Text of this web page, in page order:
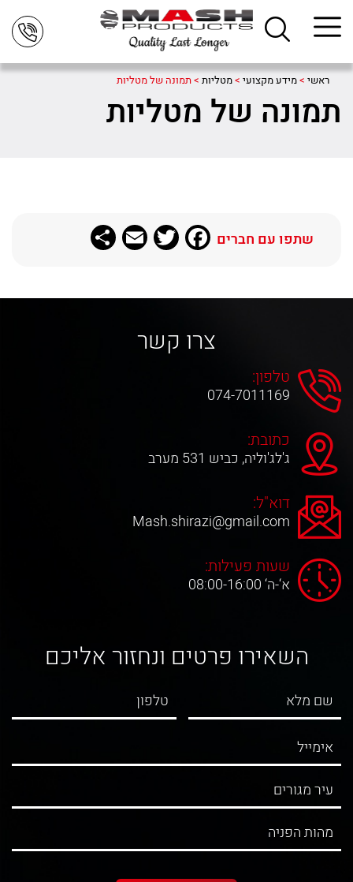
ראשי >מידע מקצועי >מטליות >תמונה של מטליות
תמונה של מטליות
שתפו עם חברים Facebook
Twitter
Email
צרו קשר
טלפון:
074-7011169
כתובת:
ג'לג'וליה, כביש 531 מערב
דוא"ל:
Mash.shirazi@gmail.com
שעות פעילות:
א‘-ה‘ 08:00-16:00
השאירו פרטים ונחזור אליכם